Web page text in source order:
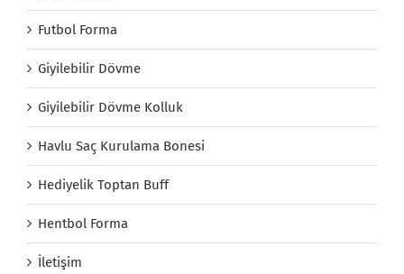
Futbol Forma
Giyilebilir Dövme
Giyilebilir Dövme Kolluk
Havlu Saç Kurulama Bonesi
Hediyelik Toptan Buff
Hentbol Forma
İletişim